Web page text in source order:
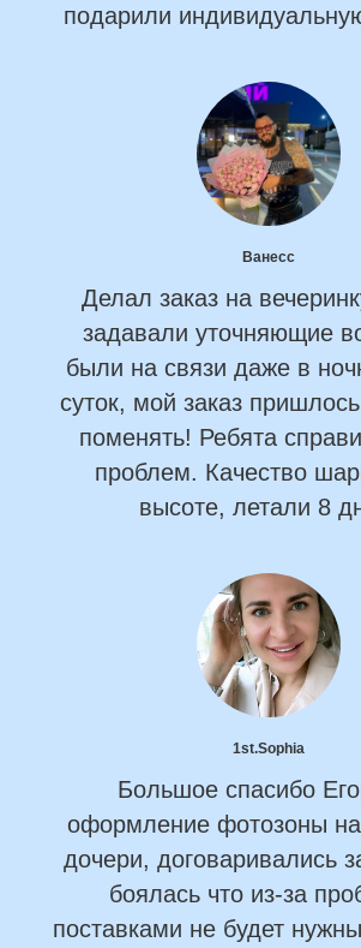
подарили
Ванесс
Делал заказ на
задавали уточняющие
были на связи даже в
суток, мой заказ
поменять! Ребята
проблем. Качество
высоте, летали 8
1st.Sophia
Большое спасибо
оформление фотозоны
дочери, договаривались
боялась что из-за
поставками не будет